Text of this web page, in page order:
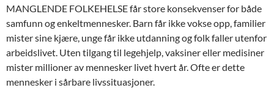
MANGLENDE FOLKEHELSE får store konsekvenser for både
samfunn og enkeltmennesker. Barn får ikke vokse opp, familier
mister sine kjære, unge får ikke utdanning og folk faller utenfor
arbeidslivet. Uten tilgang til legehjelp, vaksiner eller medisiner
mister millioner av mennesker livet hvert år. Ofte er dette
mennesker i sårbare livssituasjoner.